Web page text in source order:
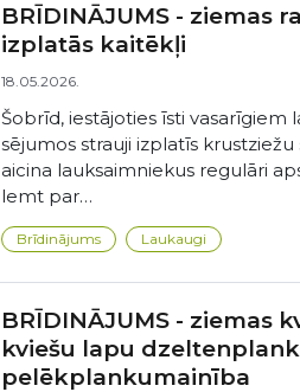
BRĪDINĀJUMS - ziemas
izplatās kaitēkļi
18.05.2026.
Šobrīd, iestājoties īsti vasarīgiem
sējumos strauji izplatīs
aicina lauksaimniekus regulāri
lemt par…
Brīdinājums Laukaugi
BRĪDINĀJUMS - ziemas
kviešu lapu
pelēkplankumainība